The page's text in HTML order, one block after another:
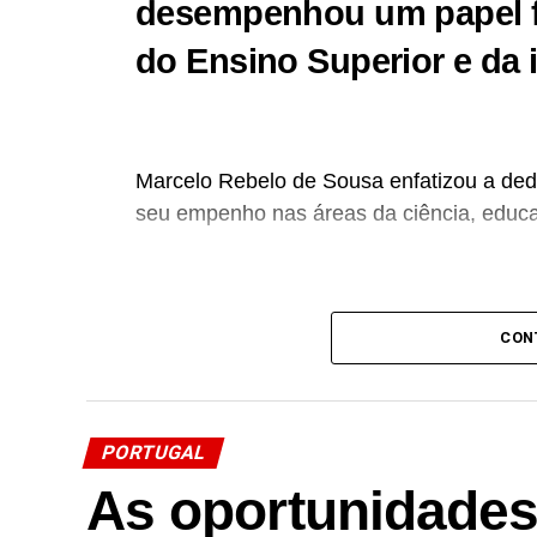
desempenhou um
do Ensino Superior e da
Marcelo Rebelo de Sousa enfatizou a
seu empenho nas áreas da ciência,
Professor
(FFUP) e antigo Vice-Reitor da
Nascido em Braga, em 1932, Francisco
Começava aí um percurso de quatro
PORTUGAL
As